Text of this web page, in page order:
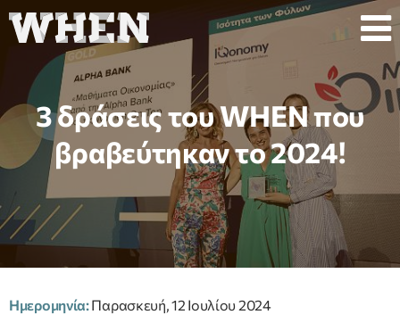
3 δράσεις του WHEN που
βραβεύτηκαν το 2024!
Ημερομηνία:Παρασκευή, 12 Ιουλίου 2024